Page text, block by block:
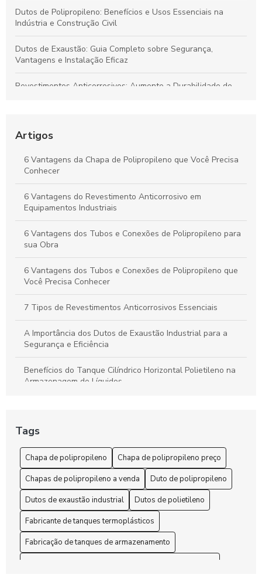
Dutos de Polipropileno: Benefícios e Usos Essenciais na
Indústria e Construção Civil
Dutos de Exaustão: Guia Completo sobre Segurança,
Vantagens e Instalação Eficaz
Revestimentos Anticorrosivos: Aumente a Durabilidade de
Fluidos e Relevância Industrial
Dutos de Polipropileno: Principais Benefícios e Aplicações
Indispensáveis
Duto de Polipropileno: Benefícios para Projetos Sustentáveis
e de Alto Desempenho
Artigos
6 Vantagens da Chapa de Polipropileno que Você Precisa
Conhecer
6 Vantagens do Revestimento Anticorrosivo em
Equipamentos Industriais
6 Vantagens dos Tubos e Conexões de Polipropileno para
sua Obra
6 Vantagens dos Tubos e Conexões de Polipropileno que
Você Precisa Conhecer
7 Tipos de Revestimentos Anticorrosivos Essenciais
A Importância dos Dutos de Exaustão Industrial para a
Segurança e Eficiência
Benefícios do Tanque Cilíndrico Horizontal Polietileno na
Armazenagem de Líquidos
Chapa de polipropileno é a solução ideal para suas
Chapa de Polipropileno Preço: 6 Fatores que Influenciam
Chapa de Polipropileno Preço: 7 Dicas para Economizar
Chapa de polipropileno preço: como encontrar as melhores
ofertas no mercado
Chapa de Polipropileno Preço: Descubra as Melhores
Tags
Chapa de polipropileno
Chapa de polipropileno preço
Chapas de polipropileno a venda
Duto de polipropileno
Dutos de exaustão industrial
Dutos de polietileno
Fabricante de tanques termoplásticos
Fabricação de tanques de armazenamento